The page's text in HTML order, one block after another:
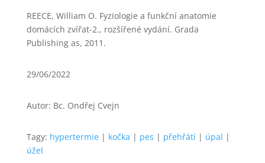
REECE, William O. Fyziologie a funkční anatomie
domácích zvířat-2., rozšířené vydání. Grada
Publishing as, 2011.
29/06/2022
Autor: Bc. Ondřej Cvejn
Tagy: hypertermie| kočka | pes | přehřátí| úpal |
úžel